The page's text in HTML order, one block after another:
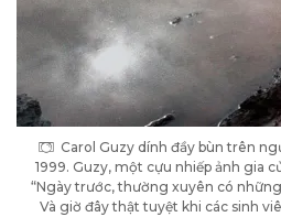
Carol Guzy dính đầy bùn trên
1999. Guzy, một cựu nhiếp ảnh gia
“Ngày trước, thường xuyên có
Và giờ đây thật tuyệt khi các sinh